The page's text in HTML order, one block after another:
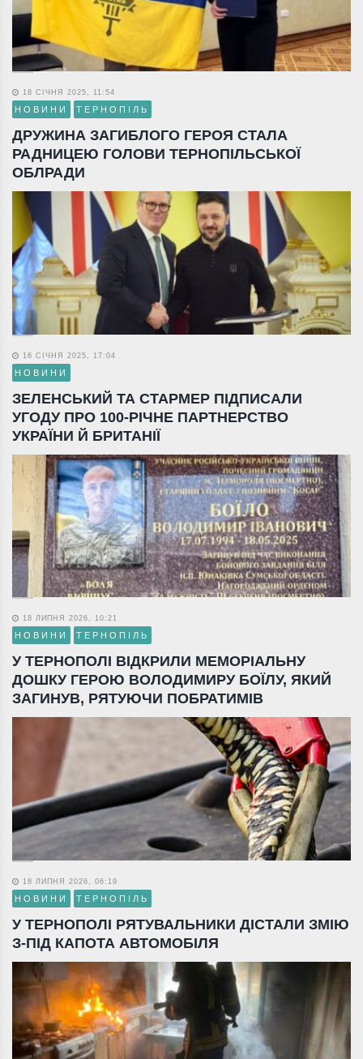
18 СІЧНЯ 2025, 11:54
НОВИНИ ТЕРНОПІЛЬ
ДРУЖИНА ЗАГИБЛОГО ГЕРОЯ СТАЛА
РАДНИЦЕЮ ГОЛОВИ ТЕРНОПІЛЬСЬКОЇ
ОБЛРАДИ
16 СІЧНЯ 2025, 17:04
НОВИНИ
ЗЕЛЕНСЬКИЙ ТА СТАРМЕР ПІДПИСАЛИ
УГОДУ ПРО 100-РІЧНЕ ПАРТНЕРСТВО
УКРАЇНИ Й БРИТАНІЇ
18 ЛИПНЯ 2026, 10:21
НОВИНИ ТЕРНОПІЛЬ
У ТЕРНОПОЛІ ВІДКРИЛИ МЕМОРІАЛЬНУ
ДОШКУ ГЕРОЮ ВОЛОДИМИРУ БОЇЛУ, ЯКИЙ
ЗАГИНУВ, РЯТУЮЧИ ПОБРАТИМІВ
18 ЛИПНЯ 2026, 06:19
НОВИНИ ТЕРНОПІЛЬ
У ТЕРНОПОЛІ РЯТУВАЛЬНИКИ ДІСТАЛИ ЗМІЮ
З-ПІД КАПОТА АВТОМОБІЛЯ